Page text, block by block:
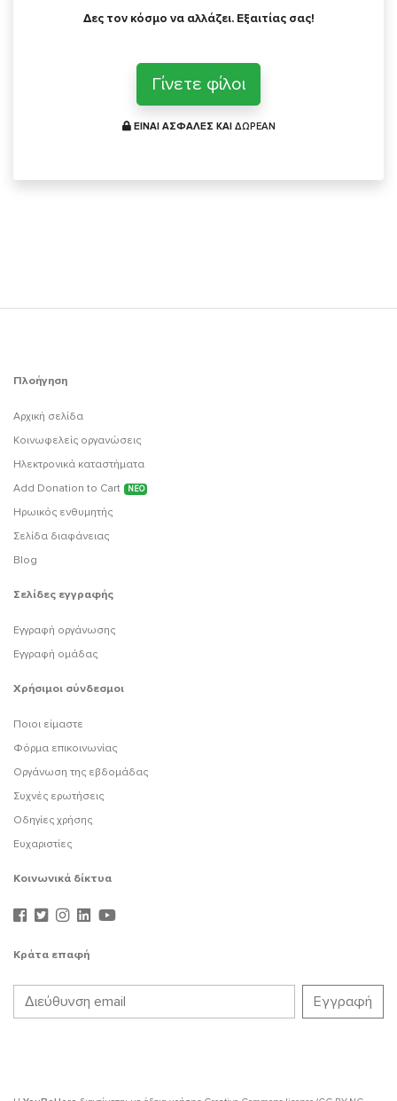
Δες τον κόσμο να αλλάζει. Εξαιτίας σας!
Γίνετε φίλοι
ΕΙΝΑΙ ΑΣΦΑΛΕΣ ΚΑΙ ΔΩΡΕΑΝ
Πλοήγηση
Αρχική σελίδα
Κοινωφελείς οργανώσεις
Ηλεκτρονικά καταστήματα
Add Donation to Cart
ΝΕΟ
Ηρωικός ενθυμητής
Σελίδα διαφάνειας
Blog
Σελίδες εγγραφής
Εγγραφή οργάνωσης
Εγγραφή ομάδας
Χρήσιμοι σύνδεσμοι
Ποιοι είμαστε
Φόρμα επικοινωνίας
Οργάνωση της εβδομάδας
Συχνές ερωτήσεις
Οδηγίες χρήσης
Ευχαριστίες
Κοινωνικά δίκτυα
Κράτα επαφή